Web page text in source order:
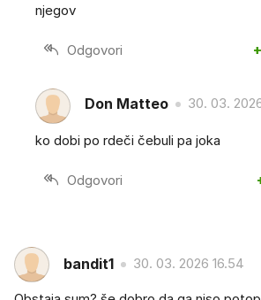
njegov
Odgovori
Don Matteo 30. 03.
ko dobi po rdeči čebuli pa joka
Odgovori
bandit1 30. 03. 2026 16.54